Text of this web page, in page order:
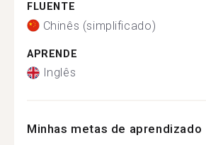
FLUENTE
Chinês (simplificado)
APRENDE
Inglês
Minhas metas de aprendizado